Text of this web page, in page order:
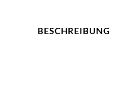
BESCHREIBUNG